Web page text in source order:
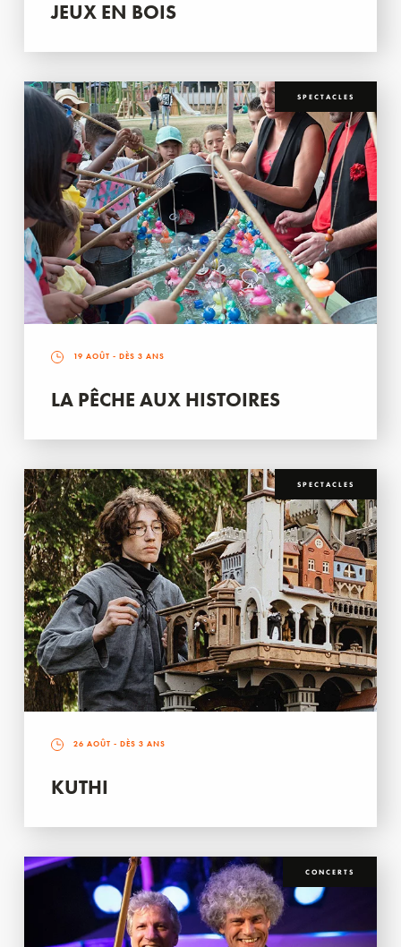
JEUX EN BOIS
SPECTACLES
19 AOÛT - DÈS 3 ANS
LA PÊCHE AUX HISTOIRES
SPECTACLES
26 AOÛT - DÈS 3 ANS
KUTHI
CONCERTS